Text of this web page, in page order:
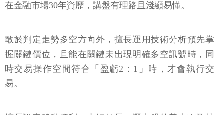
在金融市場30年資歷，講盤有理路且淺顯易懂。
敢於判定走勢多空方向外，擅長運用技術分析預先掌
握關鍵價位，且能在關鍵未出現明確多空訊號時，同
時交易操作空間符合「盈虧2：1」時，才會執行交
易。